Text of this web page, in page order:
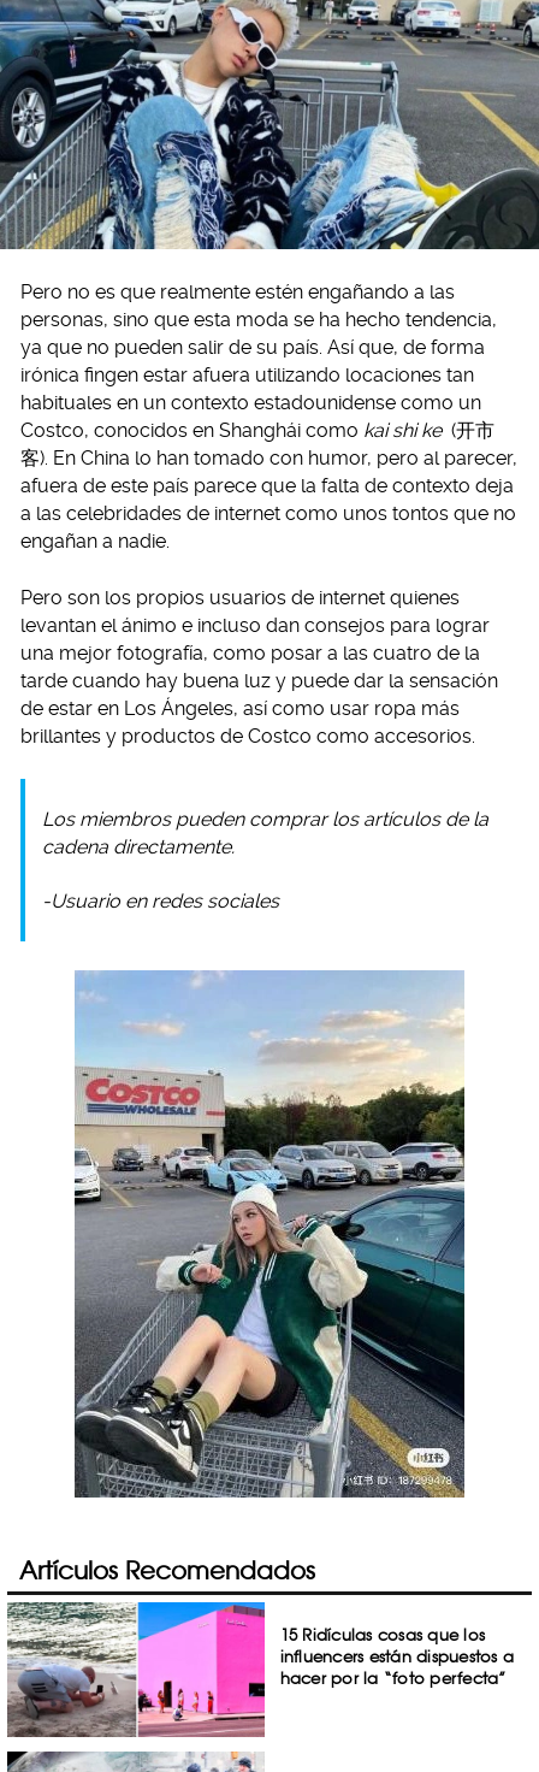
Pero no es que realmente estén engañando a las
personas, sino que esta moda se ha hecho tendencia,
ya que no pueden salir de su país. Así que, de forma
irónica fingen estar afuera utilizando locaciones tan
habituales en un contexto estadounidense como un
Costco, conocidos en Shanghái como kai shi ke (开市
客). En China lo han tomado con humor, pero al parecer,
afuera de este país parece que la falta de contexto deja
a las celebridades de internet como unos tontos que no
engañan a nadie.
Pero son los propios usuarios de internet quienes
levantan el ánimo e incluso dan consejos para lograr
una mejor fotografía, como posar a las cuatro de la
tarde cuando hay buena luz y puede dar la sensación
de estar en Los Ángeles, así como usar ropa más
brillantes y productos de Costco como accesorios.
Los miembros pueden comprar los artículos de la
cadena directamente.
-Usuario en redes sociales
Artículos Recomendados
15 Ridículas cosas que los
influencers están dispuestos a
hacer por la “foto perfecta”